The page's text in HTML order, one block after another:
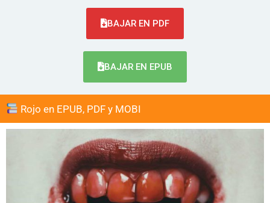
BAJAR EN PDF
BAJAR EN EPUB
Rojo en EPUB, PDF y MOBI